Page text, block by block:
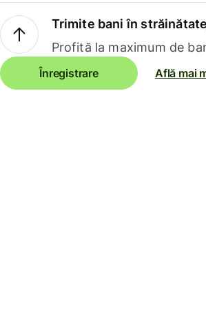
Trimite bani în
Profită la maximum de
Înregistrare Află mai